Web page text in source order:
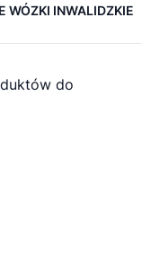
WÓZKI INWALIDZKIE
do